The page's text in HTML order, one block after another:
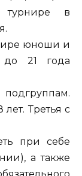
турнире в
юноши и
до 21 года
лет. Третья с
при себе
а также